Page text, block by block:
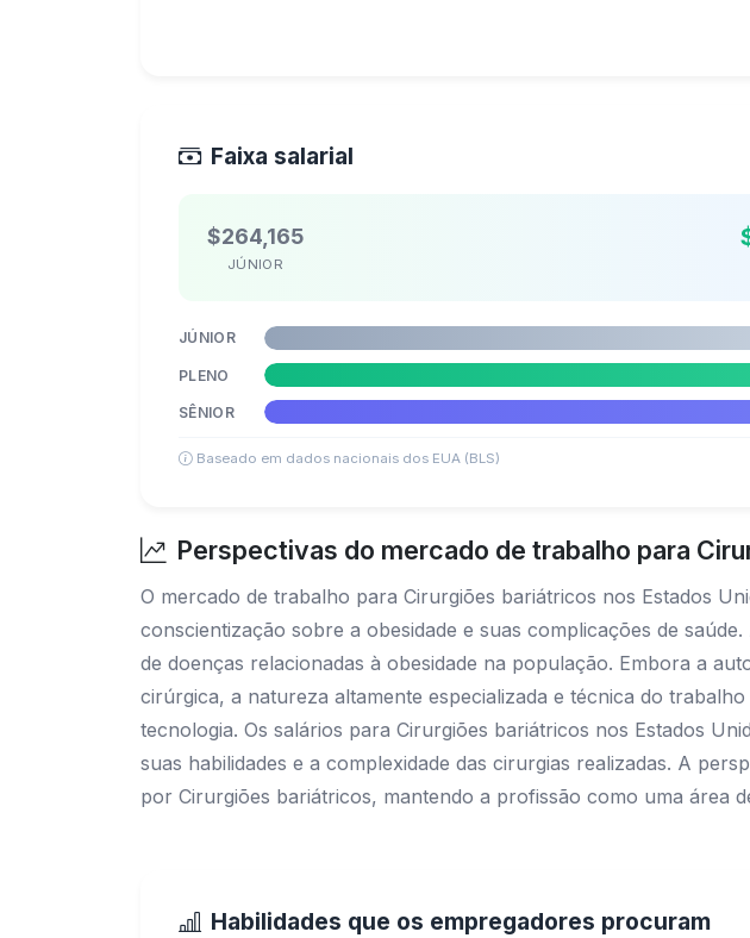
Faixa salarial
$264,165
JÚNIOR
JÚNIOR
PLENO
SÊNIOR
Baseado em dados nacionais dos EUA (BLS)
Perspectivas do mercado de trabalho para
O mercado de trabalho para Cirurgiões bariátricos nos Estados
conscientização sobre a obesidade e suas complicações de
de doenças relacionadas à obesidade na população. Embora a
cirúrgica, a natureza altamente especializada e técnica do
tecnologia. Os salários para Cirurgiões bariátricos nos Estados
suas habilidades e a complexidade das cirurgias realizadas. A
por Cirurgiões bariátricos, mantendo a profissão como uma área
Habilidades que os empregadores procuram